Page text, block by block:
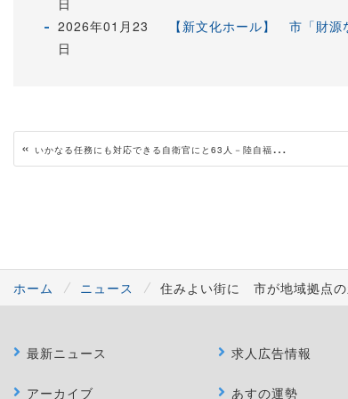
2026年01月23
日
【新文化ホール】 市「財
« いかなる任務にも対応できる自衛官にと63人－陸自福知山で入隊式
ホーム ニュース 住みよい街に 市が地域拠点の
最新ニュース
アーカイブ
求人広告情報
あすの運勢